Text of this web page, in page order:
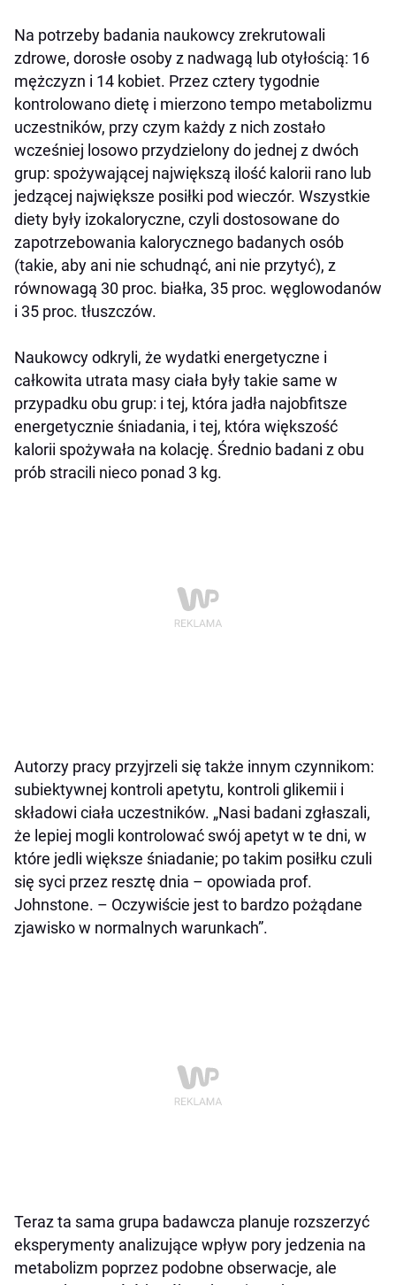
Na potrzeby badania naukowcy zrekrutowali
zdrowe, dorosłe osoby z nadwagą lub otyłością: 16
mężczyzn i 14 kobiet. Przez cztery tygodnie
kontrolowano dietę i mierzono tempo metabolizmu
uczestników, przy czym każdy z nich zostało
wcześniej losowo przydzielony do jednej z dwóch
grup: spożywającej największą ilość kalorii rano lub
jedzącej największe posiłki pod wieczór. Wszystkie
diety były izokaloryczne, czyli dostosowane do
zapotrzebowania kalorycznego badanych osób
(takie, aby ani nie schudnąć, ani nie przytyć), z
równowagą 30 proc. białka, 35 proc. węglowodanów
i 35 proc. tłuszczów.
Naukowcy odkryli, że wydatki energetyczne i
całkowita utrata masy ciała były takie same w
przypadku obu grup: i tej, która jadła najobfitsze
energetycznie śniadania, i tej, która większość
kalorii spożywała na kolację. Średnio badani z obu
prób stracili nieco ponad 3 kg.
Autorzy pracy przyjrzeli się także innym czynnikom:
subiektywnej kontroli apetytu, kontroli glikemii i
składowi ciała uczestników. „Nasi badani zgłaszali,
że lepiej mogli kontrolować swój apetyt w te dni, w
które jedli większe śniadanie; po takim posiłku czuli
się syci przez resztę dnia – opowiada prof.
Johnstone. – Oczywiście jest to bardzo pożądane
zjawisko w normalnych warunkach”.
Teraz ta sama grupa badawcza planuje rozszerzyć
eksperymenty analizujące wpływ pory jedzenia na
metabolizm poprzez podobne obserwacje, ale